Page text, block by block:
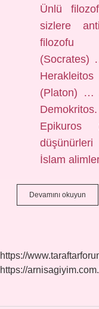
Ünlü
sizlere
filozofu
(Socrates)
(Platon) …
Epikuros
İslam
Devamını okuyun
İSlâm
https://
https://